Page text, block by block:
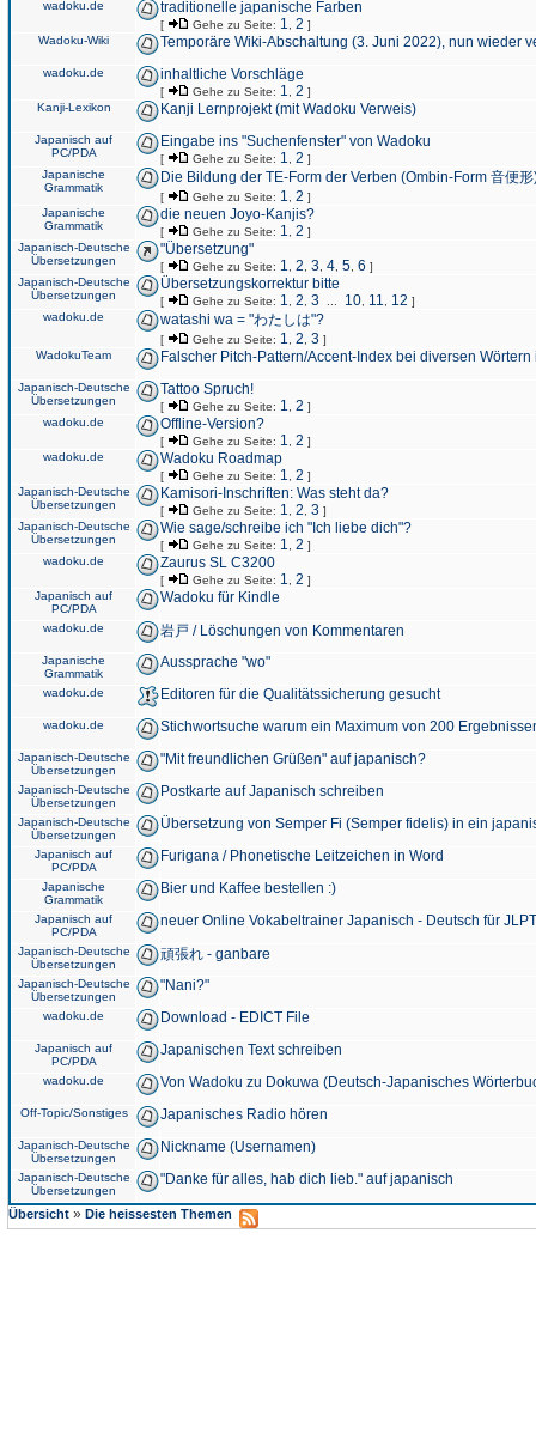
wadoku.de
traditionelle japanische Farben
[ Gehe zu Seite: 1 2 ]
Wadoku-Wiki
Temporäre Wiki-Abschaltung (3. Juni 2022), nun wieder
wadoku.de inhaltliche Vorschläge
[ Gehe zu Seite: 1 2 ]
Kanji-Lexikon
Kanji Lernprojekt (mit Wadoku Verweis)
Japanisch auf
PC/PDA
Eingabe ins "Suchenfenster" von Wadoku
[ Gehe zu Seite: 1 2 ]
Japanische
Grammatik
Die Bildung der TE-Form der Verben (Ombin-Form 音便形
[ Gehe zu Seite: 1 2 ]
Japanische
Grammatik
die neuen Joyo-Kanjis?
[ Gehe zu Seite: 1 2 ]
Japanisch-Deutsche
Übersetzungen
"Übersetzung"
[ Gehe zu Seite: 1 2 3 4 5 6 ]
Japanisch-Deutsche
Übersetzungen
Übersetzungskorrektur bitte
[ Gehe zu Seite: 1 2 3 10 11 12 ]
wadoku.de
watashi wa = "わたしは"?
[ Gehe zu Seite: 1 2 3 ]
WadokuTeam
Falscher Pitch-Pattern/Accent-Index bei diversen
Japanisch-Deutsche
Übersetzungen
Tattoo Spruch!
[ Gehe zu Seite: 1 2 ]
wadoku.de
Offline-Version?
[ Gehe zu Seite: 1 2 ]
wadoku.de
Wadoku Roadmap
[ Gehe zu Seite: 1 2 ]
Japanisch-Deutsche
Übersetzungen
Kamisori-Inschriften: Was steht da?
[ Gehe zu Seite: 1 2 3 ]
Japanisch-Deutsche
Übersetzungen
Wie sage/schreibe ich "Ich liebe dich"?
[ Gehe zu Seite: 1 2 ]
wadoku.de
Zaurus SL C3200
[ Gehe zu Seite: 1 2 ]
Japanisch auf
PC/PDA
Wadoku für Kindle
wadoku.de 岩戸 / Löschungen von Kommentaren
Japanische
Grammatik
Aussprache "wo"
wadoku.de Editoren für die Qualitätssicherung gesucht
wadoku.de Stichwortsuche warum ein Maximum von 200
Japanisch-Deutsche
Übersetzungen
"Mit freundlichen Grüßen" auf japanisch?
Japanisch-Deutsche
Übersetzungen
Postkarte auf Japanisch schreiben
Japanisch-Deutsche
Übersetzungen
Übersetzung von Semper Fi (Semper fidelis) in ein
Japanisch auf
PC/PDA
Furigana / Phonetische Leitzeichen in Word
Japanische
Grammatik
Bier und Kaffee bestellen :)
Japanisch auf
PC/PDA
neuer Online Vokabeltrainer Japanisch - Deutsch für
Japanisch-Deutsche
Übersetzungen
頑張れ - ganbare
Japanisch-Deutsche
Übersetzungen
"Nani?"
wadoku.de Download - EDICT File
Japanisch auf
PC/PDA
Japanischen Text schreiben
wadoku.de Von Wadoku zu Dokuwa (Deutsch-Japanisches
Off-Topic/Sonstiges Japanisches Radio hören
Japanisch-Deutsche
Übersetzungen
Nickname (Usernamen)
Japanisch-Deutsche
Übersetzungen
"Danke für alles, hab dich lieb." auf japanisch
Übersicht » Die heissesten Themen